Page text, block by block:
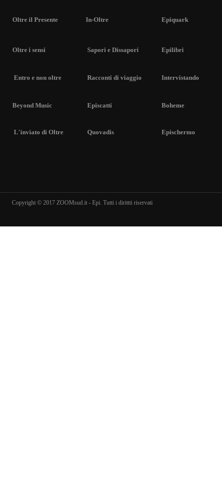
Oltre il Presente In-Oltre Epiquark
Oltre i sensi Sapori e Dissapori Epilibri
Entro e non oltre Racconti di viaggio Intervistando
Beyond Music Episcatti Boheme
L'inviato di Oltre Quovadis Epischermo
Copyright © 2017 ZOOMsud.it - Epi. Tutti i dirittti riservati